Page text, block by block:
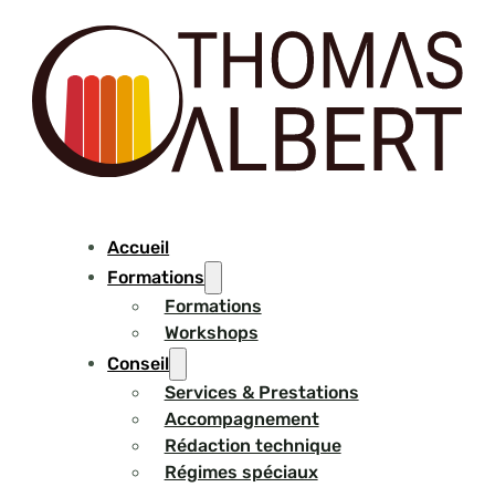
Accueil
Formations
Formations
Workshops
Conseil
Services & Prestations
Accompagnement
Rédaction technique
Régimes spéciaux